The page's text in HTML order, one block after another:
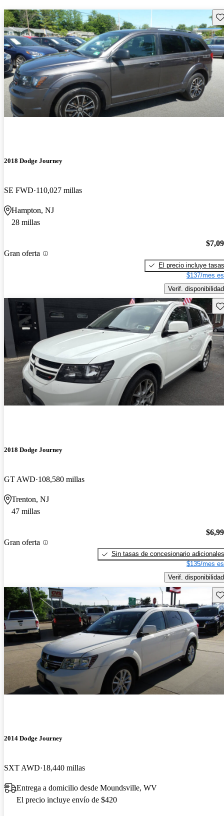
2018 Dodge Journey
SE FWD 110,027 millas
Hampton, NJ
28 millas
Gran oferta
El precio incluye tasas
$137/mes
Verif. disponibilidad
2018 Dodge Journey
GT AWD 108,580 millas
Trenton, NJ
47 millas
Gran oferta
Sin tasas de concesionario adicionales
$135/mes
Verif. disponibilidad
2014 Dodge Journey
SXT AWD 18,440 millas
Entrega a domicilio desde Moundsville, WV
El precio incluye envío de $420